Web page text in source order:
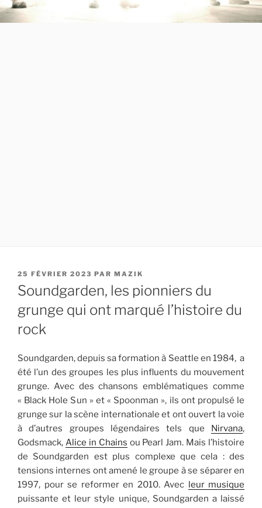
PUBLIÉ
LE
25 FÉVRIER 2023 PAR MAZIK
Soundgarden, les pionniers du
grunge qui ont marqué l’histoire du
rock
Soundgarden, depuis sa formation à Seattle en 1984, a
été l’un des groupes les plus influents du mouvement
grunge. Avec des chansons emblématiques comme
« Black Hole Sun » et « Spoonman », ils ont propulsé le
grunge sur la scène internationale et ont ouvert la voie
à d’autres groupes légendaires tels que Nirvana,
Godsmack, Alice in Chains ou Pearl Jam. Mais l’histoire
de Soundgarden est plus complexe que cela : des
tensions internes ont amené le groupe à se séparer en
1997, pour se reformer en 2010. Avec leur musique
puissante et leur style unique, Soundgarden a laissé